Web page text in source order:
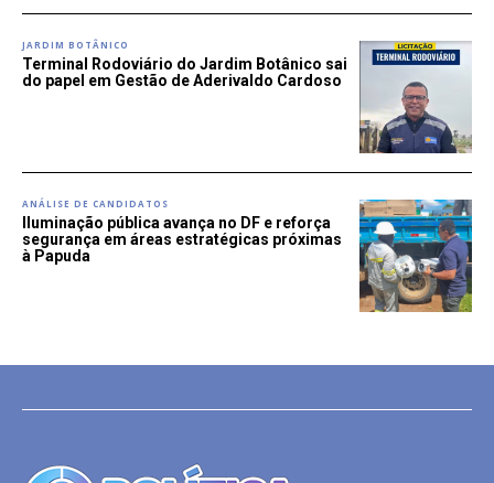
JARDIM BOTÂNICO
Terminal Rodoviário do Jardim Botânico sai
do papel em Gestão de Aderivaldo Cardoso
ANÁLISE DE CANDIDATOS
Iluminação pública avança no DF e reforça
segurança em áreas estratégicas próximas
à Papuda